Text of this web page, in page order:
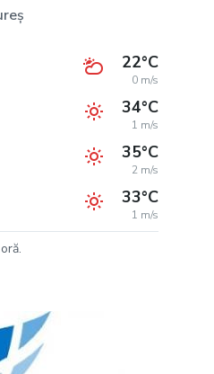
22°C
0 m/s
34°C
1 m/s
35°C
2 m/s
33°C
1 m/s